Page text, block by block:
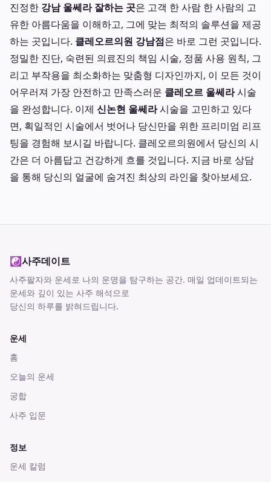
진정한 강남 울쎄라 잘하는 곳은 고객 한 사람 한 사람의 고
유한 아름다움을 이해하고, 그에 맞는 최적의 솔루션을 제공
하는 곳입니다. 클레오르의원 강남점은 바로 그런 곳입니다.
정밀한 진단, 숙련된 의료진의 책임 시술, 정품 사용 원칙, 그
리고 부작용을 최소화하는 맞춤형 디자인까지, 이 모든 것이
어우러져 가장 안전하고 만족스러운 클레오르 울쎄라시술
을 완성합니다. 이제 신논현 울쎄라시술을 고민하고 있다
면, 획일적인 시술에서 벗어나 당신만을 위한 프리미엄 리프
팅을 경험해 보시길 바랍니다. 클레오르의원에서 당신의 시
간은 더 아름답고 건강하게 흐를 것입니다. 지금 바로 상담
을 통해 당신의 얼굴에 숨겨진 최상의 라인을 찾아보세요.
☯사주데이트
사주팔자와 운세로 나의 운명을 탐구하는 공간. 매일 업데이트되는
운세와 깊이 있는 사주 해석으로
당신의 하루를 밝혀드립니다.
운세
홈
오늘의 운세
궁합
사주 입문
정보
운세 칼럼